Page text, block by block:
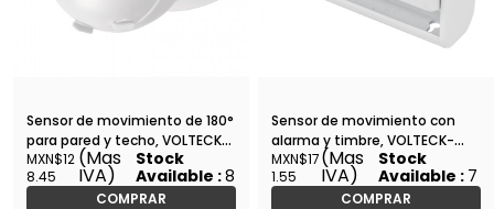
Sensor de movimiento de 180°
para pared y techo, VOLTECK-
SEMO-180 / 46594
MXN$12
8.45
(Mas
IVA)
Stock
Available :8
COMPRAR
Sensor de movimiento con
alarma y timbre, VOLTECK-
SEMO-AL / 46595
MXN$17
1.55
(Mas
IVA)
Stock
Available : 7
COMPRAR